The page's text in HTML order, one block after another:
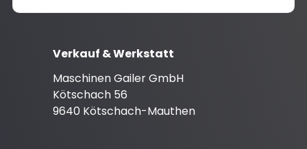
Verkauf & Werkstatt
Maschinen Gailer GmbH
Kötschach 56
9640 Kötschach-Mauthen